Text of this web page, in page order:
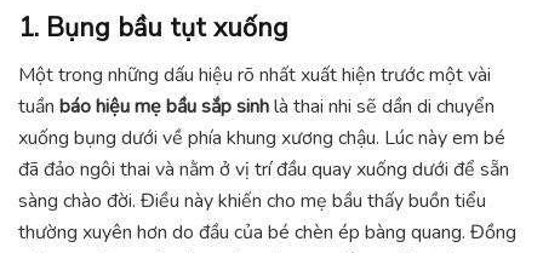
1. Bụng bầu tụt xuống
Một trong những dấu hiệu rõ nhất xuất hiện trước một vài
tuần báo hiệu mẹ bầu sắp sinhlà thai nhi sẽ dần di chuyển
xuống bụng dưới về phía khung xương chậu. Lúc này em bé
đã đảo ngôi thai và nằm ở vị trí đầu quay xuống dưới để sẵn
sàng chào đời. Điều này khiến cho mẹ bầu thấy buồn tiểu
thường xuyên hơn do đầu của bé chèn ép bàng quang. Đồng